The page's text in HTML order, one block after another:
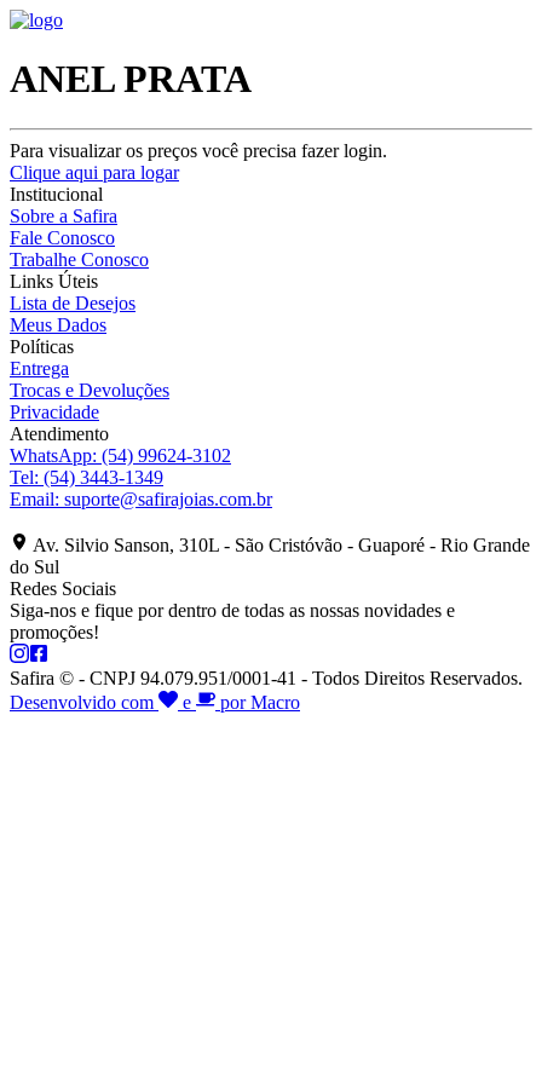
ANEL PRATA
Para visualizar os preços você precisa fazer login.
Clique aqui para logar
Institucional
Sobre a Safira
Fale Conosco
Trabalhe Conosco
Links Úteis
Lista de Desejos
Meus Dados
Políticas
Entrega
Trocas e Devoluções
Privacidade
Atendimento
WhatsApp: (54) 99624-3102
Tel: (54) 3443-1349
Email: suporte@safirajoias.com.br
Av. Silvio Sanson, 310L - São Cristóvão - Guaporé - Rio Grande
do Sul
Redes Sociais
Siga-nos e fique por dentro de todas as nossas novidades e
promoções!
Safira © - CNPJ 94.079.951/0001-41 - Todos Direitos Reservados.
Desenvolvido com
e por Macro